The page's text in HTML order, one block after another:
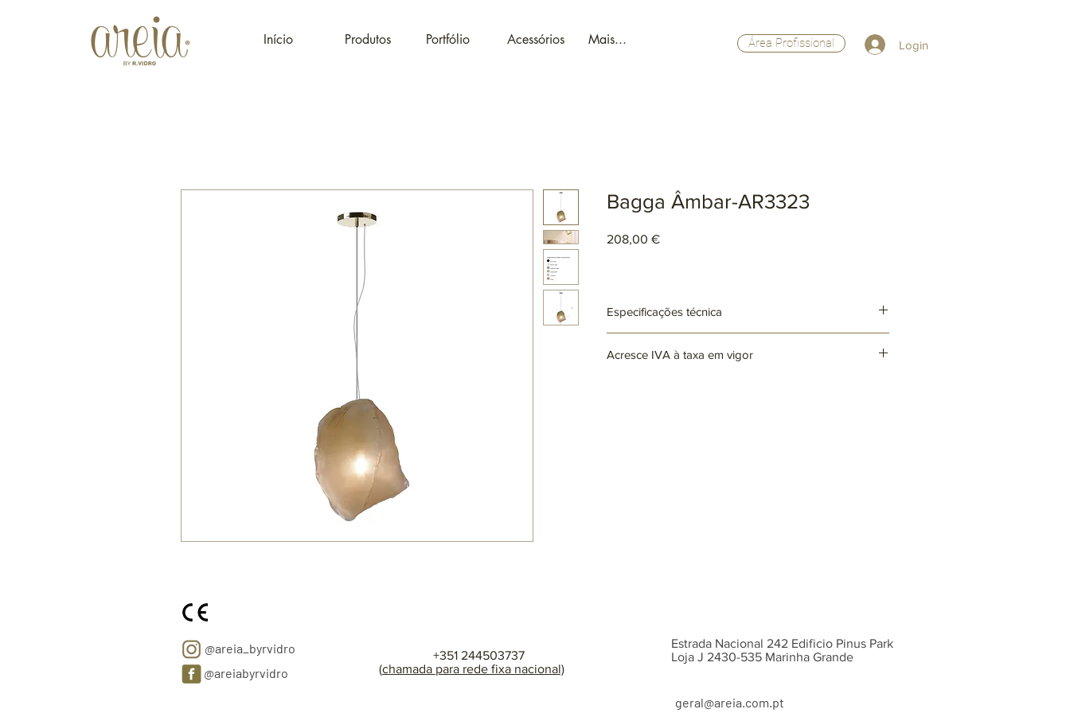
Início Produtos Portfólio Acessórios Mais... Área Profissional Login
Bagga Âmbar-AR3323
208,00 €Preço
Especificações técnica
Acresce IVA à taxa em vigor
@areiabyrvidro
+351 244503737
(chamada para rede fixa nacional)
@areia_byrvidro
Estrada Nacional 242 Edificio Pinus Park
Loja J 2430-535 Marinha Grande
geral@areia.com.pt